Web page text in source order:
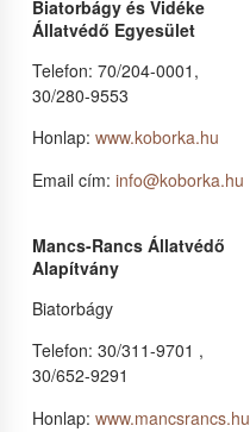
Biatorbágy és Vidéke
Állatvédő Egyesület
Telefon: 70/204-0001,
30/280-9553
Honlap:www.koborka.hu
Email cím:info@koborka.hu
Mancs-Rancs Állatvédő
Alapítvány
Biatorbágy
Telefon: 30/311-9701 ,
30/652-9291
Honlap:www.mancsrancs.hu